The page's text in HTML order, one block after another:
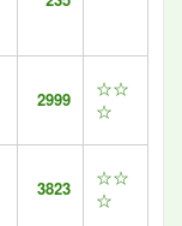
2999
☆☆
☆
3823
☆☆
☆